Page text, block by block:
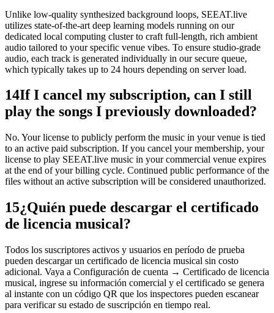
Unlike low-quality synthesized background loops, SEEAT.live
utilizes state-of-the-art deep learning models running on our
dedicated local computing cluster to craft full-length, rich ambient
audio tailored to your specific venue vibes. To ensure studio-grade
audio, each track is generated individually in our secure queue,
which typically takes up to 24 hours depending on server load.
14If I cancel my subscription, can I still
play the songs I previously downloaded?
No. Your license to publicly perform the music in your venue is tied
to an active paid subscription. If you cancel your membership, your
license to play SEEAT.live music in your commercial venue expires
at the end of your billing cycle. Continued public performance of the
files without an active subscription will be considered unauthorized.
15¿Quién puede descargar el certificado
de licencia musical?
Todos los suscriptores activos y usuarios en período de prueba
pueden descargar un certificado de licencia musical sin costo
adicional. Vaya a Configuración de cuenta → Certificado de licencia
musical, ingrese su información comercial y el certificado se genera
al instante con un código QR que los inspectores pueden escanear
para verificar su estado de suscripción en tiempo real.